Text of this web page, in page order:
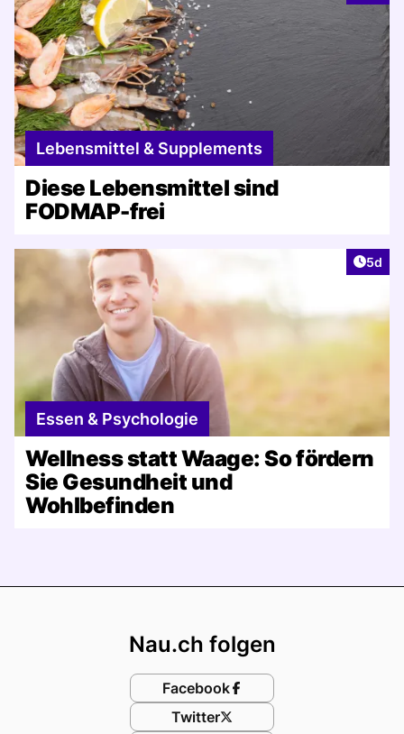
Lebensmittel & Supplements
Diese Lebensmittel sind
FODMAP-frei
5d
Essen & Psychologie
Wellness statt Waage: So fördern
Sie Gesundheit und
Wohlbefinden
Nau.ch folgen
Facebook
Twitter